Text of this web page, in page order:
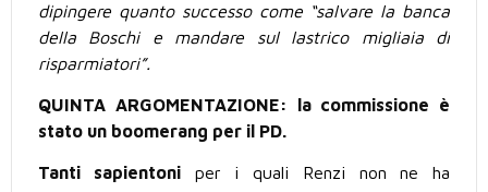
dipingere quanto successo come “salvare la banca
della Boschi e mandare sul lastrico migliaia di
risparmiatori”.
QUINTA ARGOMENTAZIONE: la commissione è
stato un boomerang per il PD.
Tanti sapientoniper i quali Renzi non ne ha